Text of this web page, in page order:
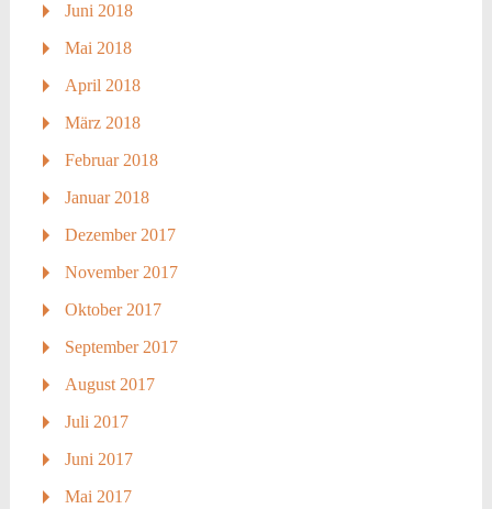
Juni 2018
Mai 2018
April 2018
März 2018
Februar 2018
Januar 2018
Dezember 2017
November 2017
Oktober 2017
September 2017
August 2017
Juli 2017
Juni 2017
Mai 2017